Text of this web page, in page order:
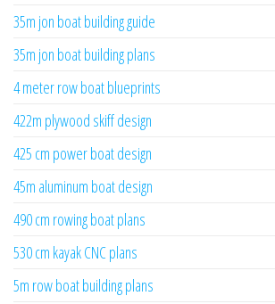
35m jon boat building guide
35m jon boat building plans
4 meter row boat blueprints
422m plywood skiff design
425 cm power boat design
45m aluminum boat design
490 cm rowing boat plans
530 cm kayak CNC plans
5m row boat building plans